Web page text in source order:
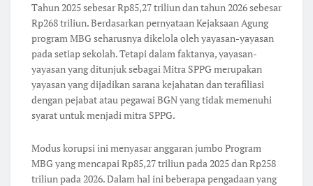
Tahun 2025 sebesar Rp85,27 triliun dan tahun 2026 sebesar
Rp268 triliun. Berdasarkan pernyataan Kejaksaan Agung
program MBG seharusnya dikelola oleh yayasan-yayasan
pada setiap sekolah. Tetapi dalam faktanya, yayasan-
yayasan yang ditunjuk sebagai Mitra SPPG merupakan
yayasan yang dijadikan sarana kejahatan dan terafiliasi
dengan pejabat atau pegawai BGN yang tidak memenuhi
syarat untuk menjadi mitra SPPG.
Modus korupsi ini menyasar anggaran jumbo Program
MBG yang mencapai Rp85,27 triliun pada 2025 dan Rp258
triliun pada 2026. Dalam hal ini beberapa pengadaan yang